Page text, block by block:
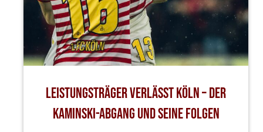
Leistungsträger verlässt Köln – Der
Kaminski-Abgang und seine Folgen